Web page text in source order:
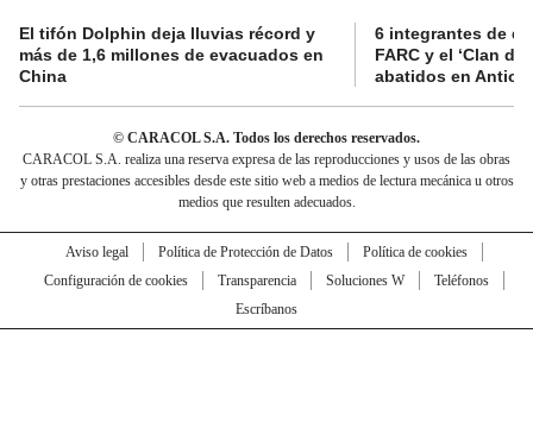
El tifón Dolphin deja lluvias récord y
más de 1,6 millones de evacuados en
China
6 integrantes de
FARC y el ‘Clan
abatidos en
© CARACOL S.A. Todos los derechos reservados.
CARACOL S.A. realiza una reserva expresa de las reproducciones y usos de las obras
y otras prestaciones accesibles desde este sitio web a medios de lectura mecánica u otros
medios que resulten adecuados.
Aviso legal Política de Protección de Datos
Política de cookies
Configuración de cookies
Transparencia Soluciones W
Teléfonos
Escríbanos